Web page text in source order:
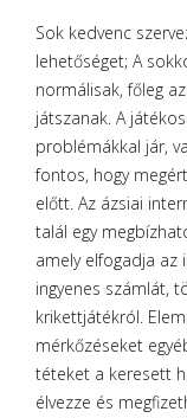
Sok kedvenc
lehetőséget; A
normálisak, főleg
játszanak. A
problémákkal jár,
fontos, hogy
előtt. Az ázsiai
talál egy
amely elfogadja az
ingyenes számlát,
krikettjátékról.
mérkőzéseket
téteket a keresett
élvezze és